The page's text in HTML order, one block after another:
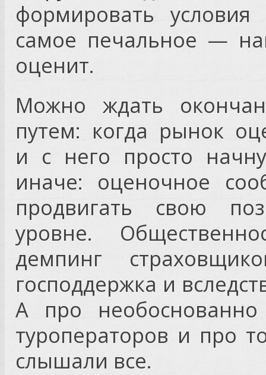
формировать
самое печальное —
оценит.
Можно ждать
путем: когда рынок
и с него просто
иначе: оценочное
продвигать свою
уровне.
демпинг
господдержка и
А про
туроператоров и про
слышали все.